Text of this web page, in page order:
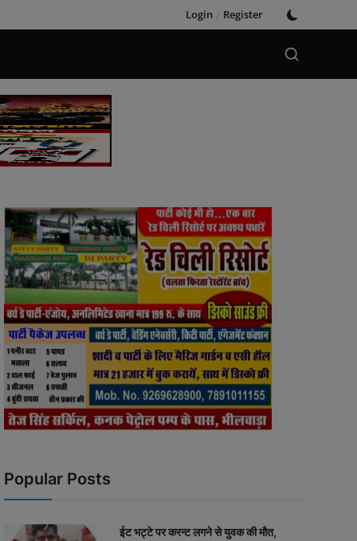
Login / Register
Popular Posts
ईट भट्टे पर करन्ट लगने से युवक की मौत,